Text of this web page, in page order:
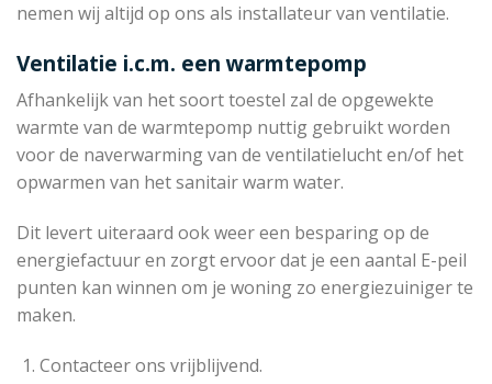
nemen wij altijd op ons als installateur van ventilatie.
Ventilatie i.c.m. een warmtepomp
Afhankelijk van het soort toestel zal de opgewekte
warmte van de warmtepomp nuttig gebruikt worden
voor de naverwarming van de ventilatielucht en/of het
opwarmen van het sanitair warm water.
Dit levert uiteraard ook weer een besparing op de
energiefactuur en zorgt ervoor dat je een aantal E-peil
punten kan winnen om je woning zo energiezuiniger te
maken.
Contacteer ons vrijblijvend.